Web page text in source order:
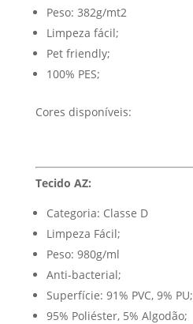
Peso: 382g/mt2
Limpeza fácil;
Pet friendly;
100% PES;
Cores disponíveis:
Tecido AZ:
Categoria: Classe D
Limpeza Fácil;
Peso: 980g/ml
Anti-bacterial;
Superfície: 91% PVC, 9% PU;
95% Poliéster, 5% Algodão;